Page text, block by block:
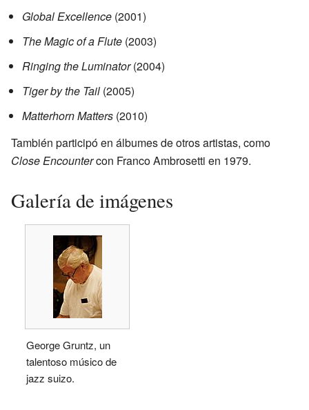
Global Excellence (2001)
The Magic of a Flute (2003)
Ringing the Luminator(2004)
Tiger by the Tail (2005)
Matterhorn Matters (2010)
También participó en álbumes de otros artistas, como
Close Encountercon Franco Ambrosetti en 1979.
Galería de imágenes
George Gruntz, un
talentoso músico de
jazz suizo.